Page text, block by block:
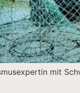
mit